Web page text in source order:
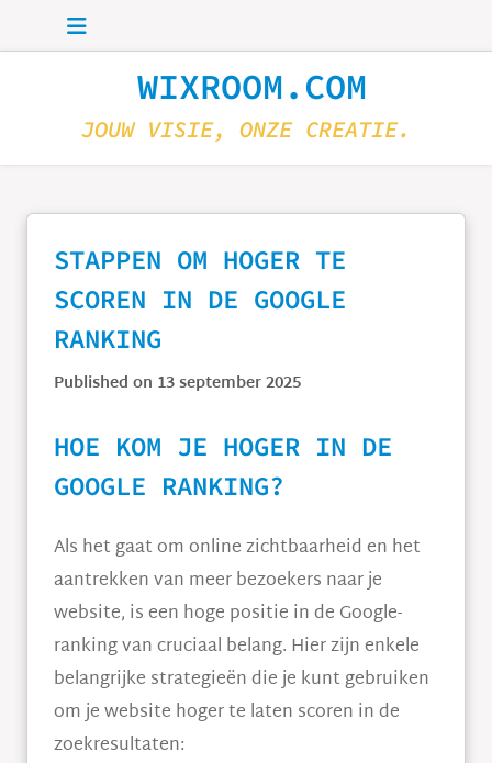
Skip to main content
WIXROOM.COM
JOUW VISIE, ONZE CREATIE.
STAPPEN OM HOGER TE
SCOREN IN DE GOOGLE
RANKING
Published on 13 september 2025
HOE KOM JE HOGER IN DE
GOOGLE RANKING?
Als het gaat om online zichtbaarheid en het
aantrekken van meer bezoekers naar je
website, is een hoge positie in de Google-
ranking van cruciaal belang. Hier zijn enkele
belangrijke strategieën die je kunt gebruiken
om je website hoger te laten scoren in de
zoekresultaten: